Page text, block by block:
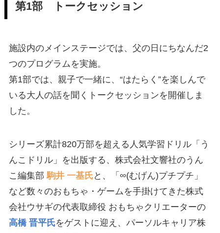
第1部 トークセッション
施設内のメインステージでは、父の日にちなんだ2
つのプログラムを実施。
第1部では、親子で一緒に、“はたらく”を楽しんで
いる大人の話を聞くトークセッションを開催しま
した。
シリーズ累計820万部を超える人気学習ドリル「う
んこドリル」を出版する、株式会社文響社のうん
こ編集部 駒井 一基氏 と、「∞(むげん)プチプチ」
など数々のおもちゃ・ゲームを手掛けてきた株式
会社ウサギの代表取締役 おもちゃクリエーターの
高橋 晋平氏をゲストに迎え、パーソルキャリア株